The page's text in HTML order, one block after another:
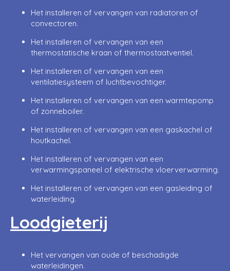
Het installeren of vervangen van radiatoren of
convectoren.
Het installeren of vervangen van een
thermostatische kraan of thermostaatventiel.
Het installeren of vervangen van een
ventilatiesysteem of luchtbevochtiger.
Het installeren of vervangen van een warmtepomp
of zonneboiler.
Het installeren of vervangen van een gaskachel of
houtkachel.
Het installeren of vervangen van een
verwarmingspaneel of elektrische vloerverwarming.
Het installeren of vervangen van een gasleiding of
waterleiding.
Loodgieterij
Het vervangen van oude of beschadigde
waterleidingen.